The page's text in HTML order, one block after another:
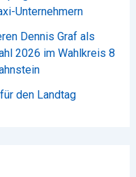
Unternehmern
Dennis Graf als
2026 im Wahlkreis 8
den Landtag